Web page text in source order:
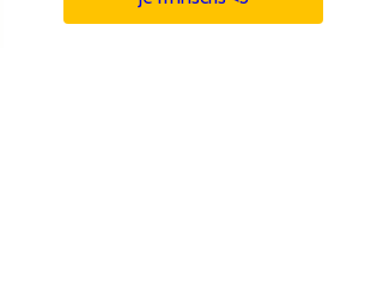
comédiens en voie de